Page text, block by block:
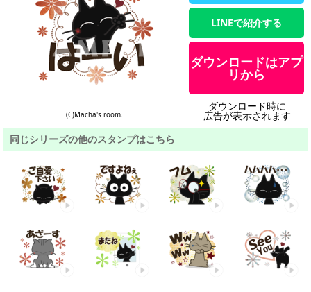
(C)Macha's room.
LINEで紹介する
ダウンロードはアプ
リから
ダウンロード時に
広告が表示されます
同じシリーズの他のスタンプはこちら